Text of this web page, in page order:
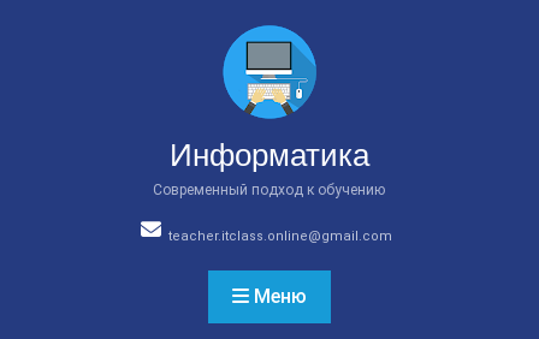
Информатика
Современный подход к обучению
teacher.itclass.online@gmail.com
Меню